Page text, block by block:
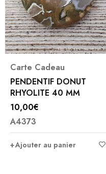
Carte Cadeau
PENDENTIF DONUT
RHYOLITE 40 MM
10,00€
A4373
Ajouter au panier